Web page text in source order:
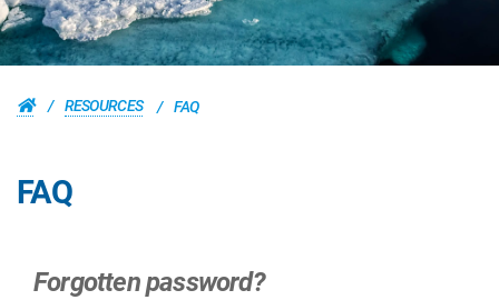
RESOURCES FAQ
FAQ
Forgotten password?